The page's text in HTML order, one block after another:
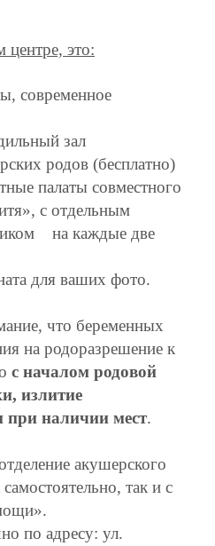
это:
современное
зал
родов (бесплатно)
палаты совместного
с отдельным
на каждые две
для ваших фото.
что беременных
на родоразрешение к
с началом родовой
излитие
при наличии мест.
акушерского
так и с
по адресу: ул.